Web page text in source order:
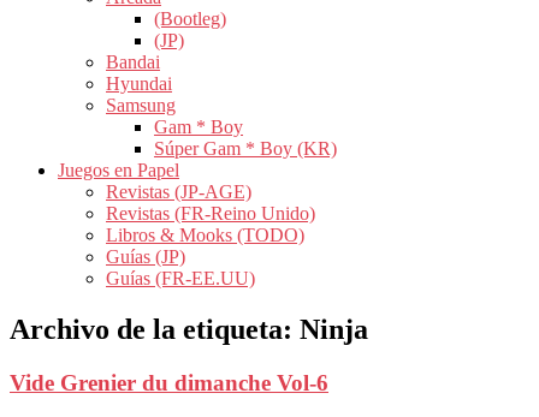
(Bootleg)
(JP)
Bandai
Hyundai
Samsung
Gam * Boy
Súper Gam * Boy (KR)
Juegos en Papel
Revistas (JP-AGE)
Revistas (FR-Reino Unido)
Libros & Mooks (TODO)
Guías (JP)
Guías (FR-EE.UU)
Archivo de la etiqueta: Ninja
Vide Grenier du dimanche Vol-6